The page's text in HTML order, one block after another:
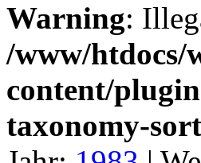
Warning:
/www/htdocs/
content/
taxonomy-